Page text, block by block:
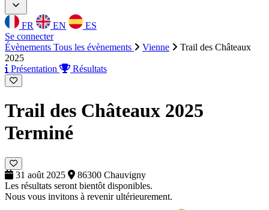
FR EN
ES
Se connecter
Évènements Tous les évènements Vienne
Trail des Châteaux
2025
Présentation
Résultats
Trail des Châteaux 2025
Terminé
31 août 2025
86300 Chauvigny
Les résultats seront bientôt disponibles.
Nous vous invitons à revenir ultérieurement.